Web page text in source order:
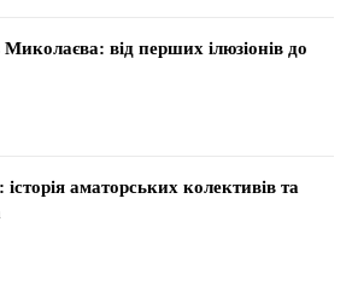
Миколаєва: від перших ілюзіонів до
аматорських колективів та